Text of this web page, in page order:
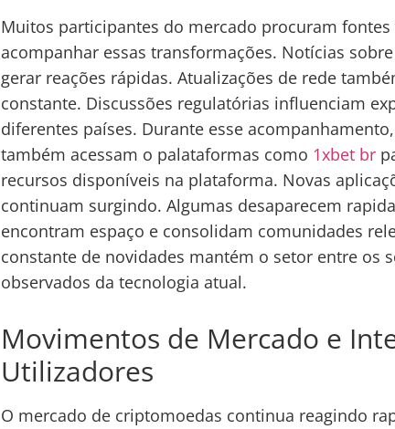
Muitos participantes do mercado procuram fontes
acompanhar essas transformações. Notícias
gerar reações rápidas. Atualizações de rede
constante. Discussões regulatórias influenciam
diferentes países. Durante esse
também acessam o palataformas como 1xbet br
recursos disponíveis na plataforma. Novas
continuam surgindo. Algumas desaparecem
encontram espaço e consolidam comunidades
constante de novidades mantém o setor entre os
observados da tecnologia atual.
Movimentos de Mercado e
Utilizadores
O mercado de criptomoedas continua reagindo